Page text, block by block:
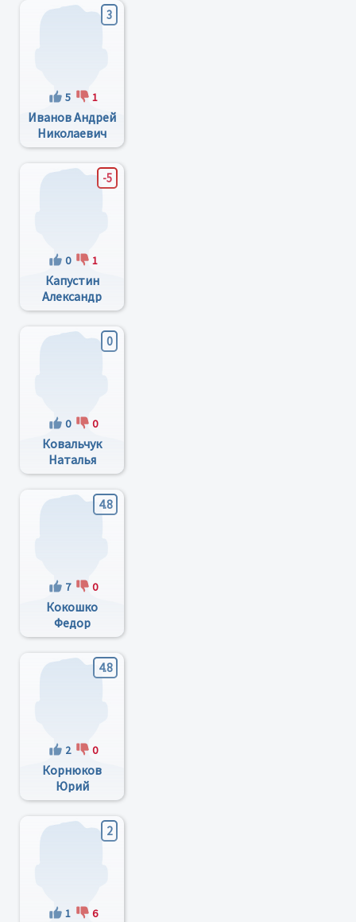
3
5 1
Ивaнoв Aндрей
Никoлаевич
-5
0 1
Капустин
Александр
Васильевич
0
0 0
Ковальчук
Наталья
Павловна
4.8
7 0
Кокошко
Федор
Иванович
4.8
2 0
Корнюков
Юрий
Константинович
2
1 6